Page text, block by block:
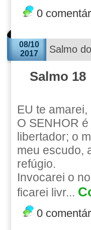
0
08/10
2017
Salmo
Salmo 18
EU te
O SENHOR
libertador; o
meu escudo,
refúgio.
Invocarei o
ficarei livr...
0